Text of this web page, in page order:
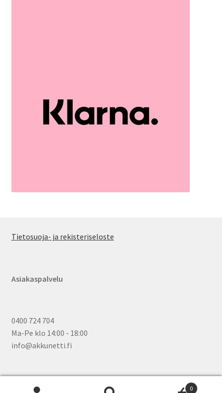
Tietosuoja- ja rekisteriseloste
Asiakaspalvelu
0400 724 704
Ma-Pe klo 14:00 - 18:00
info@akkunetti.fi
0